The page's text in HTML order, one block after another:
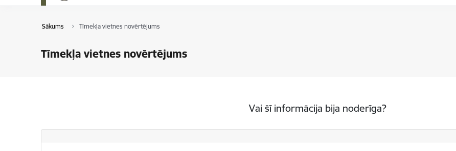
Sākums Tīmekļa vietnes novērtējums
Tīmekļa vietnes novērtējums
Vai šī informācija bija noderīga?
Vai šī informācija bija noderīga?